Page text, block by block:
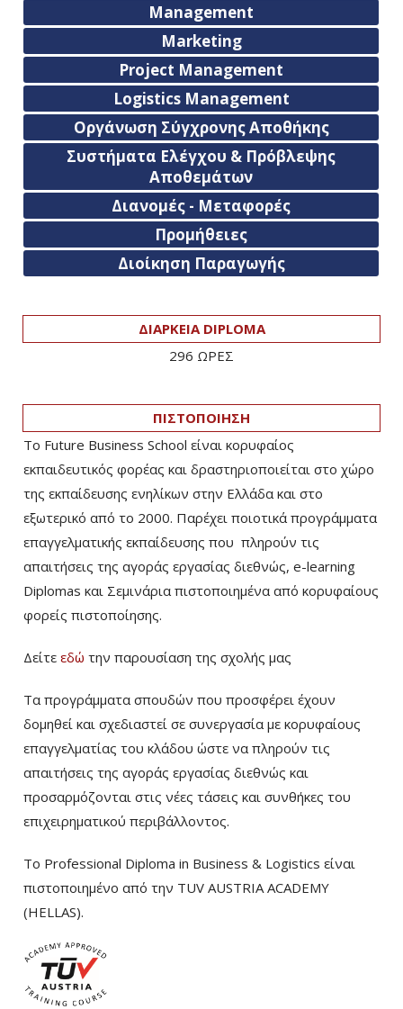
Management
Marketing
Project Management
Logistics Management
Οργάνωση Σύγχρονης Αποθήκης
Συστήματα Ελέγχου & Πρόβλεψης
Αποθεμάτων
Διανομές - Μεταφορές
Προμήθειες
Διοίκηση Παραγωγής
ΔΙΑΡΚΕΙΑ DIPLOMA
296 ΩΡΕΣ
ΠΙΣΤΟΠΟΙΗΣΗ
Το Future Business School είναι κορυφαίος
εκπαιδευτικός φορέας και δραστηριοποιείται στο χώρο
της εκπαίδευσης ενηλίκων στην Ελλάδα και στο
εξωτερικό από το 2000. Παρέχει ποιοτικά προγράμματα
επαγγελματικής εκπαίδευσης που πληρούν τις
απαιτήσεις της αγοράς εργασίας διεθνώς, e-learning
Diplomas και Σεμινάρια πιστοποιημένα από κορυφαίους
φορείς πιστοποίησης.
Δείτε εδώ την παρουσίαση της σχολής μας
Τα προγράμματα σπουδών που προσφέρει έχουν
δομηθεί και σχεδιαστεί σε συνεργασία με κορυφαίους
επαγγελματίας του κλάδου ώστε να πληρούν τις
απαιτήσεις της αγοράς εργασίας διεθνώς και
προσαρμόζονται στις νέες τάσεις και συνθήκες του
επιχειρηματικού περιβάλλοντος.
Το Professional Diploma in Business & Logistics είναι
πιστοποιημένο από την TUV AUSTRIA ACADEMY
(HELLAS).